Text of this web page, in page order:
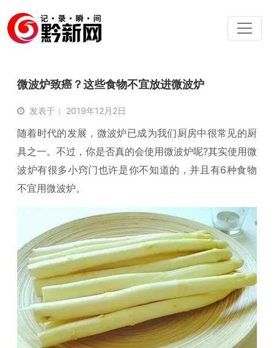
微波炉致癌？这些食物不宜放进微波炉
发表于： 2019年12月2日
随着时代的发展，微波炉已成为我们厨房中很常见的厨
具之一。不过，你是否真的会使用微波炉呢?其实使用微
波炉有很多小窍门也许是你不知道的，并且有6种食物
不宜用微波炉。